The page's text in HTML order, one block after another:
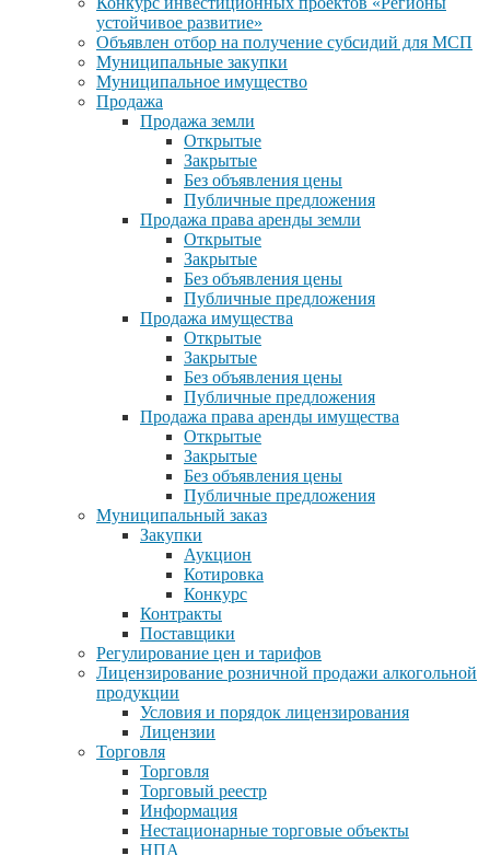
устойчивое развитие»
Объявлен отбор на получение субсидий для МСП
Муниципальные закупки
Муниципальное имущество
Продажа
Продажа земли
Открытые
Закрытые
Без объявления цены
Публичные предложения
Продажа права аренды земли
Открытые
Закрытые
Без объявления цены
Публичные предложения
Продажа имущества
Открытые
Закрытые
Без объявления цены
Публичные предложения
Продажа права аренды имущества
Открытые
Закрытые
Без объявления цены
Публичные предложения
Муниципальный заказ
Закупки
Аукцион
Котировка
Конкурс
Контракты
Поставщики
Регулирование цен и тарифов
Лицензирование розничной продажи алкогольной
продукции
Условия и порядок лицензирования
Лицензии
Торговля
Торговля
Торговый реестр
Информация
Нестационарные торговые объекты
НПА